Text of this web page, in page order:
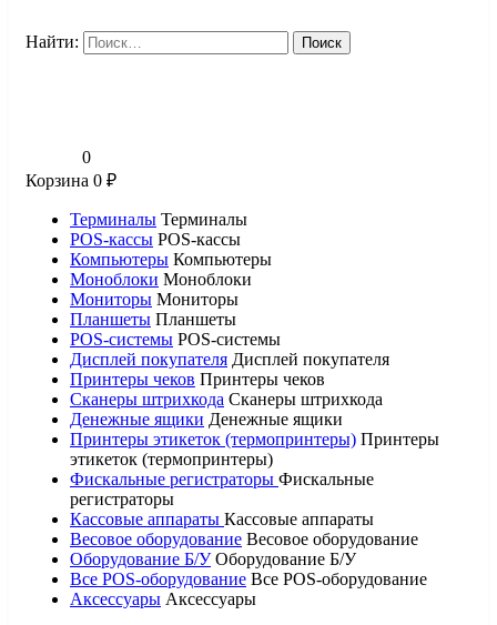
Найти:
0
Корзина 0 ₽
Терминалы Терминалы
POS-кассы POS-кассы
Компьютеры Компьютеры
Моноблоки Моноблоки
Мониторы Мониторы
Планшеты Планшеты
POS-системы POS-системы
Дисплей покупателя Дисплей покупателя
Принтеры чеков Принтеры чеков
Сканеры штрихкода Сканеры штрихкода
Денежные ящики Денежные ящики
Принтеры этикеток (термопринтеры) Принтеры
этикеток (термопринтеры)
Фискальные регистраторы Фискальные
регистраторы
Кассовые аппараты Кассовые аппараты
Весовое оборудование Весовое оборудование
Оборудование Б/У Оборудование Б/У
Все POS-оборудование Все POS-оборудование
Аксессуары Аксессуары